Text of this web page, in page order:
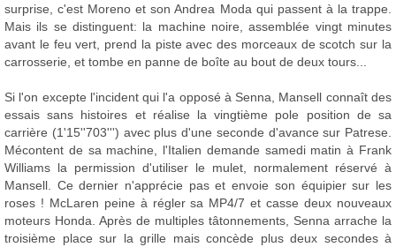
surprise, c'est Moreno et son Andrea Moda qui passent à la trappe.
Mais ils se distinguent: la machine noire, assemblée vingt minutes
avant le feu vert, prend la piste avec des morceaux de scotch sur la
carrosserie, et tombe en panne de boîte au bout de deux tours...
Si l'on excepte l'incident qui l'a opposé à Senna, Mansell connaît des
essais sans histoires et réalise la vingtième pole position de sa
carrière (1'15''703''') avec plus d'une seconde d'avance sur Patrese.
Mécontent de sa machine, l'Italien demande samedi matin à Frank
Williams la permission d'utiliser le mulet, normalement réservé à
Mansell. Ce dernier n'apprécie pas et envoie son équipier sur les
roses ! McLaren peine à régler sa MP4/7 et casse deux nouveaux
moteurs Honda. Après de multiples tâtonnements, Senna arrache la
troisième place sur la grille mais concède plus deux secondes à